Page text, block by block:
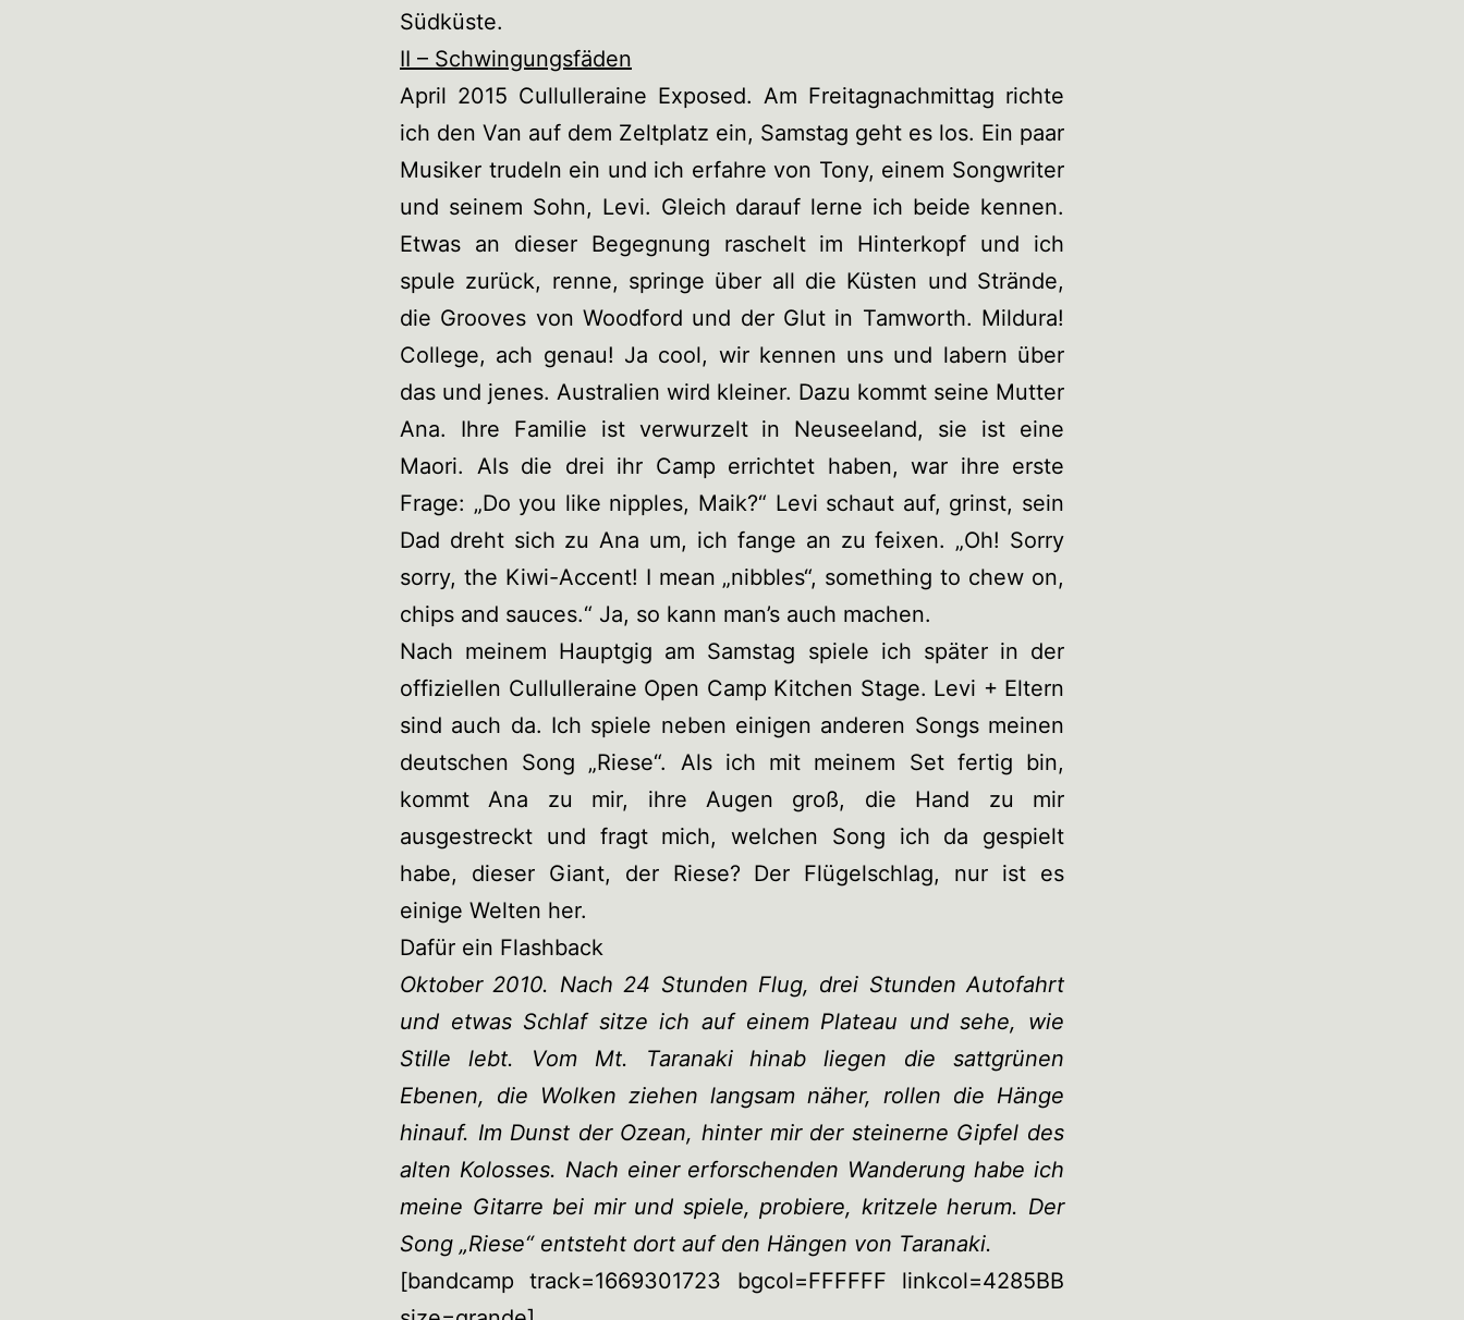
Südküste.
II – Schwingungsfäden
April 2015 Cullulleraine Exposed. Am Freitagnachmittag richte
ich den Van auf dem Zeltplatz ein, Samstag geht es los. Ein paar
Musiker trudeln ein und ich erfahre von Tony, einem Songwriter
und seinem Sohn, Levi. Gleich darauf lerne ich beide kennen.
Etwas an dieser Begegnung raschelt im Hinterkopf und ich
spule zurück, renne, springe über all die Küsten und Strände,
die Grooves von Woodford und der Glut in Tamworth. Mildura!
College, ach genau! Ja cool, wir kennen uns und labern über
das und jenes. Australien wird kleiner. Dazu kommt seine Mutter
Ana. Ihre Familie ist verwurzelt in Neuseeland, sie ist eine
Maori. Als die drei ihr Camp errichtet haben, war ihre erste
Frage: „Do you like nipples, Maik?“ Levi schaut auf, grinst, sein
Dad dreht sich zu Ana um, ich fange an zu feixen. „Oh! Sorry
sorry, the Kiwi-Accent! I mean „nibbles“, something to chew on,
chips and sauces.“ Ja, so kann man’s auch machen.
Nach meinem Hauptgig am Samstag spiele ich später in der
offiziellen Cullulleraine Open Camp Kitchen Stage. Levi + Eltern
sind auch da. Ich spiele neben einigen anderen Songs meinen
deutschen Song „Riese“. Als ich mit meinem Set fertig bin,
kommt Ana zu mir, ihre Augen groß, die Hand zu mir
ausgestreckt und fragt mich, welchen Song ich da gespielt
habe, dieser Giant, der Riese? Der Flügelschlag, nur ist es
einige Welten her.
Dafür ein Flashback
Oktober 2010. Nach 24 Stunden Flug, drei Stunden Autofahrt
und etwas Schlaf sitze ich auf einem Plateau und sehe, wie
Stille lebt. Vom Mt. Taranaki hinab liegen die sattgrünen
Ebenen, die Wolken ziehen langsam näher, rollen die Hänge
hinauf. Im Dunst der Ozean, hinter mir der steinerne Gipfel des
alten Kolosses. Nach einer erforschenden Wanderung habe ich
meine Gitarre bei mir und spiele, probiere, kritzele herum. Der
Song „Riese“ entsteht dort auf den Hängen von Taranaki.
[bandcamp track=1669301723 bgcol=FFFFFF linkcol=4285BB